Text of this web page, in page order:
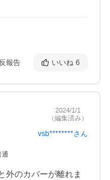
報告 いいね 6
2024/1/1
（編集済み）
vsb********さん
通
外のカバーが離れま